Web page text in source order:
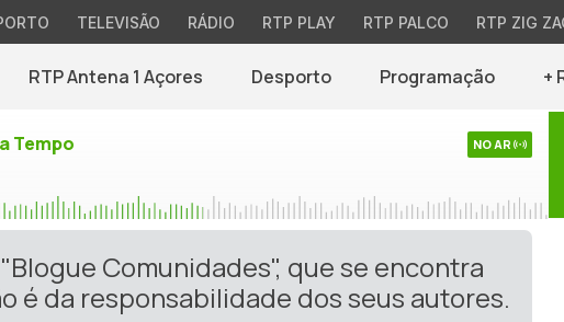
TELEVISÃO RÁDIO RTP PLAY RTP PALCO RTP ZIG
RTP Antena 1 Açores Desporto Programação +
Tempo NO AR
Comunidades", que se encontra
é da responsabilidade dos seus autores.